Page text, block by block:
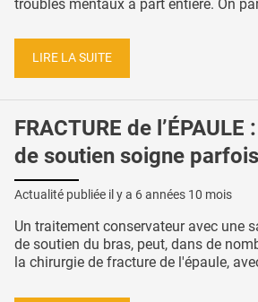
troubles mentaux à part entière. On
LIRE LA SUITE
FRACTURE de
de soutien soigne
Actualité publiée il y a 6 années 10 mois
Un traitement conservateur avec une
de soutien du bras, peut, dans de
la chirurgie de fracture de l'épaule,